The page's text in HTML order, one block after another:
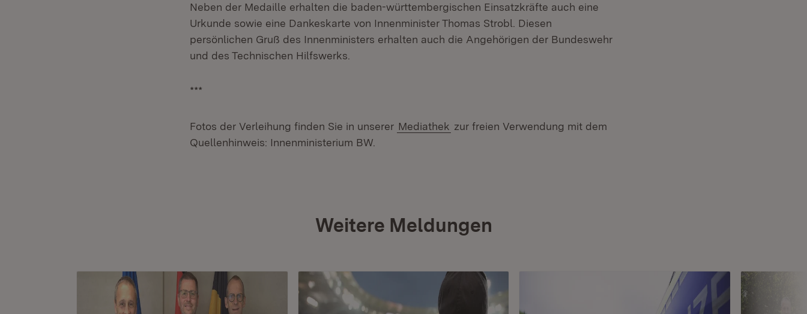
Neben der Medaille erhalten die baden-württembergischen Einsatzkräfte auch eine
Urkunde sowie eine Dankeskarte von Innenminister Thomas Strobl. Diesen
persönlichen Gruß des Innenministers erhalten auch die Angehörigen der Bundeswehr
und des Technischen Hilfswerks.
***
Fotos der Verleihung finden Sie in unserer Mediathek zur freien Verwendung mit dem
Quellenhinweis: Innenministerium BW.
Weitere Meldungen